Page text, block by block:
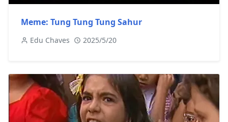
Meme: Tung Tung Tung Sahur
Edu Chaves 2025/5/20